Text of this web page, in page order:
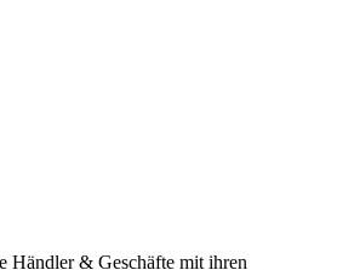
Händler & Geschäfte mit ihren